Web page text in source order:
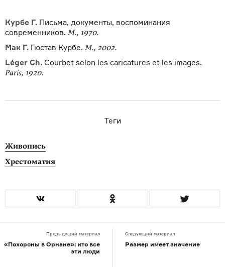
Курбе Г. Письма, документы, воспоминания
современников. М., 1970.
Мак Г. Гюстав Курбе. М., 2002.
Léger Ch. Courbet selon les caricatures et les images.
Paris, 1920.
Теги
Живопись
Хрестоматия
Предыдущий материал
«Похороны в Орнане»: кто все
эти люди
Следующий материал
Размер имеет значение